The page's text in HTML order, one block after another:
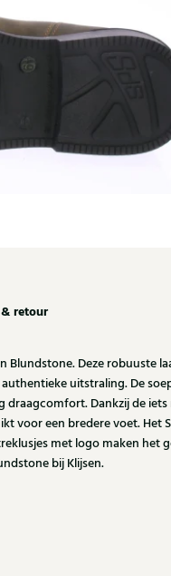
retour
Blundstone. Deze robuuste
uitstraling. De
Dankzij de
voor een bredere voet. Het
met logo maken het
bij Klijsen.